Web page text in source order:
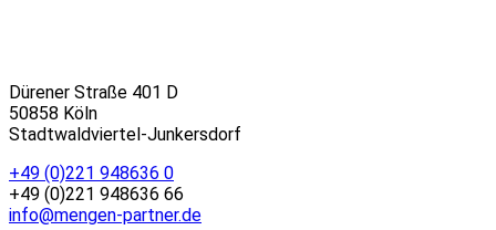
Dürener Straße 401 D
50858 Köln
Stadtwaldviertel-Junkersdorf
+49 (0)221 948636 0
+49 (0)221 948636 66
info@mengen-partner.de